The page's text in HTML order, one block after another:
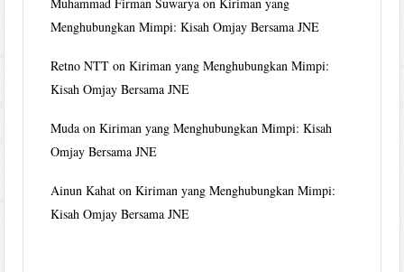
Menghubungkan Mimpi: Kisah Omjay Bersama JNE
Retno NTT onKiriman yang Menghubungkan Mimpi:
Kisah Omjay Bersama JNE
Muda onKiriman yang Menghubungkan Mimpi: Kisah
Omjay Bersama JNE
Ainun Kahat onKiriman yang Menghubungkan Mimpi:
Kisah Omjay Bersama JNE